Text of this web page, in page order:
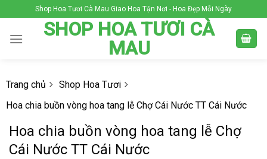
to
content
Shop Hoa Tươi Cà Mau Giao Hoa Tận Nơi - Hoa Đẹp Mỗi Ngày
SHOP HOA TƯƠI CÀ
MAU
Trang chủ
Shop Hoa Tươi
Hoa chia buồn vòng hoa tang lễ Chợ Cái Nước TT Cái Nước
Hoa chia buồn vòng hoa tang lễ Chợ
Cái Nước TT Cái Nước